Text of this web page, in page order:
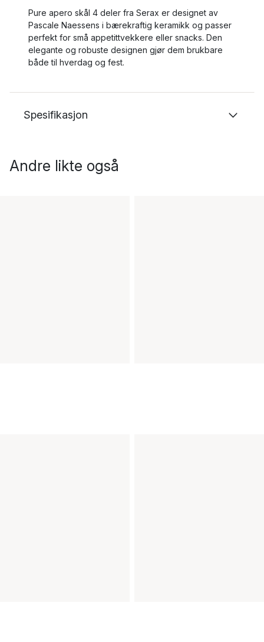
Pure apero skål 4 deler fra Serax er designet av
Pascale Naessens i bærekraftig keramikk og passer
perfekt for små appetittvekkere eller snacks. Den
elegante og robuste designen gjør dem brukbare
både til hverdag og fest.
Spesifikasjon
Andre likte også